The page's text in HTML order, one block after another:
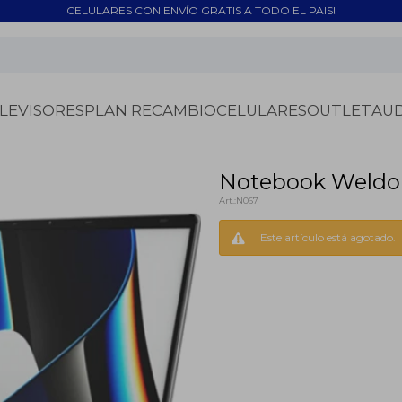
CELULARES CON ENVÍO GRATIS A TODO EL PAIS!
PLAN RECAMBIOCELULARESOUTLET
Notebook
N067
Este artículo está agotado.